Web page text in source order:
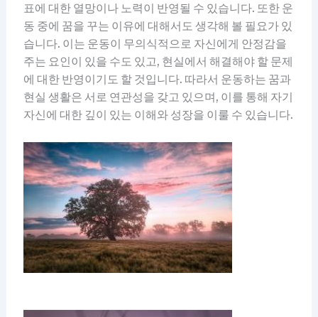
표에 대한 열망이나 노력이 반영될 수 있습니다. 또한 운
동 중에 꿈을 꾸는 이유에 대해서도 생각해 볼 필요가 있
습니다. 이는 운동이 무의식적으로 자신에게 안정감을
주는 요인이 있을 수도 있고, 현실에서 해결해야 할 문제
에 대한 반영이기도 할 것입니다. 따라서 운동하는 꿈과
현실 생활은 서로 연관성을 갖고 있으며, 이를 통해 자기
자신에 대한 깊이 있는 이해와 성장을 이룰 수 있습니다.